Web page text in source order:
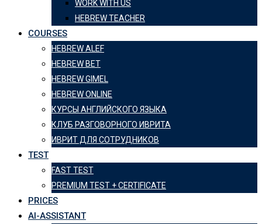
WORK WITH US
HEBREW TEACHER
COURSES
HEBREW ALEF
HEBREW BET
HEBREW GIMEL
HEBREW ONLINE
КУРСЫ АНГЛИЙСКОГО ЯЗЫКА
КЛУБ РАЗГОВОРНОГО ИВРИТА
ИВРИТ ДЛЯ СОТРУДНИКОВ
TEST
FAST TEST
PREMIUM TEST + CERTIFICATE
PRICES
AI-ASSISTANT